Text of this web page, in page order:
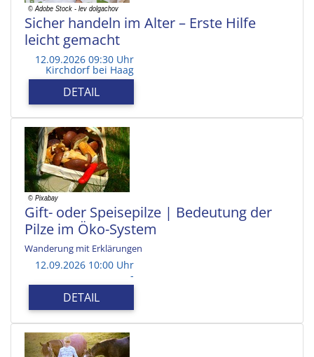
Sicher handeln im Alter – Erste Hilfe
leicht gemacht
12.09.2026 09:30 Uhr
Kirchdorf bei Haag
DETAIL
Gift- oder Speisepilze | Bedeutung der
Pilze im Öko-System
Wanderung mit Erklärungen
12.09.2026 10:00 Uhr
-
DETAIL